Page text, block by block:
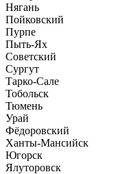
Нягань
Пойковский
Пурпе
Пыть-Ях
Советский
Сургут
Тарко-Сале
Тобольск
Тюмень
Урай
Фёдоровский
Ханты-Мансийск
Югорск
Ялуторовск